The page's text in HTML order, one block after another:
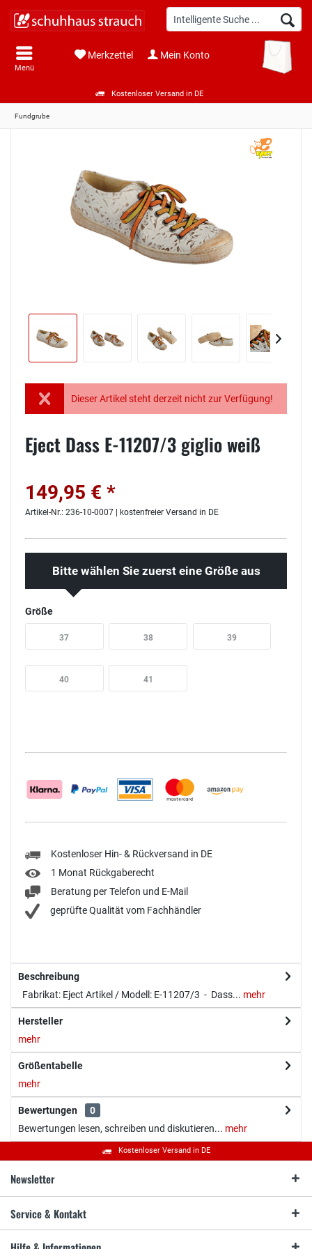
Kostenloser Versand in DE
Menü
Merkzettel Mein Konto
Fundgrube
Dieser Artikel steht derzeit nicht zur Verfügung!
Eject Dass E-11207/3 giglio weiß
149,95 € *
Artikel-Nr.: 236-10-0007 | kostenfreier Versand in DE
Bitte wählen Sie zuerst eine Größe aus
Größe
37 38 39
40 41
Kostenloser Hin- & Rückversand in DE
1 Monat Rückgaberecht
Beratung per Telefon und E-Mail
geprüfte Qualität vom Fachhändler
Beschreibung
Fabrikat: Eject Artikel / Modell: E-11207/3 - Dass... mehr
Hersteller
mehr
Größentabelle
mehr
Bewertungen
0
Bewertungen lesen, schreiben und diskutieren... mehr
Kostenloser Versand in DE
Newsletter
Service & Kontakt